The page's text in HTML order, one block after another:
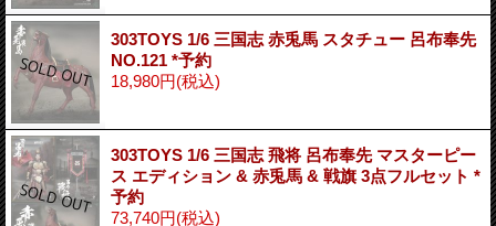
303TOYS 1/6 三国志 赤兎馬 スタチュー 呂布奉先
NO.121 *予約
18,980円(税込)
303TOYS 1/6 三国志 飛将 呂布奉先 マスターピー
ス エディション & 赤兎馬 & 戦旗 3点フルセット *
予約
73,740円(税込)